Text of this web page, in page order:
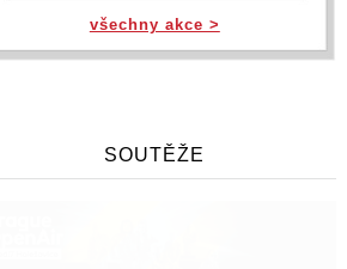
všechny akce >
SOUTĚŽE